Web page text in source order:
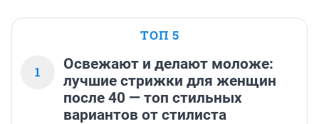
ТОП 5
1
Освежают и делают моложе:
лучшие стрижки для женщин
после 40 — топ стильных
вариантов от стилиста